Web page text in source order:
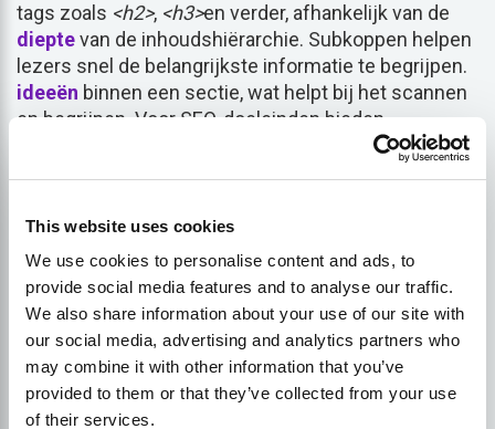
This website uses cookies
We use cookies to personalise content and ads, to
provide social media features and to analyse our traffic.
We also share information about your use of our site with
our social media, advertising and analytics partners who
may combine it with other information that you’ve
provided to them or that they’ve collected from your use
of their services.
tags zoals <h2>, <h3>en verder, afhankelijk van de
dieptevan de inhoudshiërarchie. Subkoppen helpen
lezers snel de belangrijkste informatie te begrijpen.
ideeën binnen een sectie, wat helpt bij het scannen
en begrijpen. Voor SEO-doeleinden bieden
subkoppen extra mogelijkheden om trefwoorden op
gaat. Dit kan de relevantie en ranking van een
webpagina in zoekresultaten verbeteren. Bovendien
verbeteren subkoppen de algehele
gebruikerservaring door informatie logisch te
ordenen, wat het aantal bounces kan verminderen en
verhogen verblijftijdop de site. Om te begrijpen wat
subkoppen in SEO zijn, moet je hun dubbele rol
erkennen in het verbeteren van de leesbaarheid voor